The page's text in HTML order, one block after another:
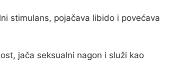
stimulans, pojačava libido i povećava
jača seksualni nagon i služi kao